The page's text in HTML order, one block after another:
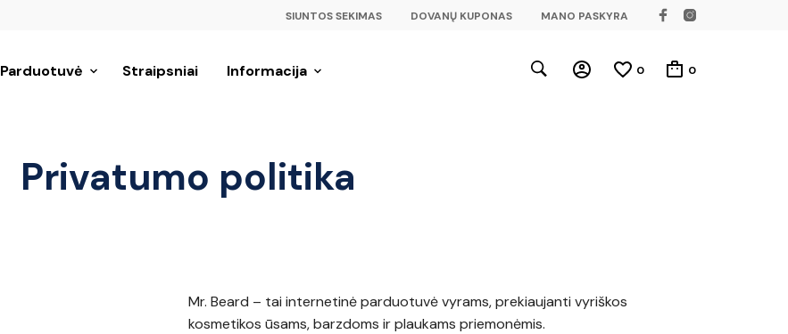
SIUNTOS SEKIMAS DOVANŲ KUPONAS MANO PASKYRA
Parduotuvė Straipsniai Informacija 0 0
Privatumo politika
Mr. Beard – tai internetinė parduotuvė vyrams, prekiaujanti vyriškos
kosmetikos ūsams, barzdoms ir plaukams priemonėmis.